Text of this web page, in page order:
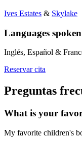
Ives Estates & Skylake
Languages
Inglés, Español &
Reservar cita
Preguntas
What is your
My favorite children's